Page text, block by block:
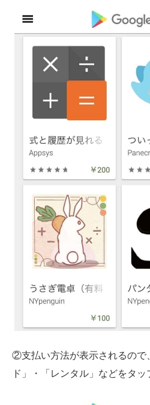
②支払い方法が表示されるので
ド」・「レンタル」などをタッ